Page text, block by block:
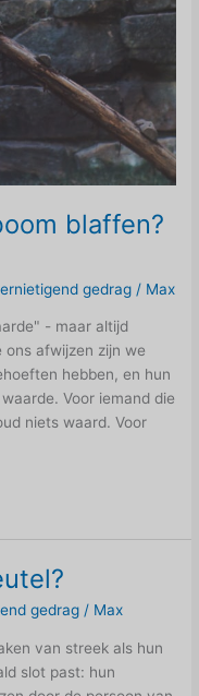
blaffen?
gedrag / Max
- maar altijd
afwijzen zijn we
hebben, en hun
Voor iemand die
niets waard. Voor
gedrag / Max
van streek als hun
slot past: hun